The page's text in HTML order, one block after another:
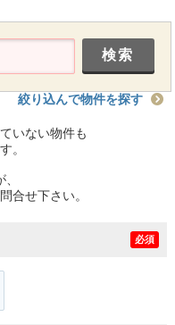
絞り込んで物件を探す
いない物件も
。
合せ下さい。
必須